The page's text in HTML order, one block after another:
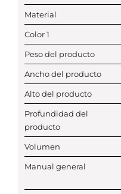
Material
Color 1
Peso del producto
Ancho del producto
Alto del producto
Profundidad del
producto
Volumen
Manual general